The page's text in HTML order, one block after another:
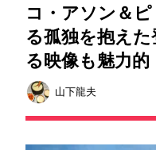
コ・アソン＆
る孤独を抱え
る映像も魅力的
山下龍夫